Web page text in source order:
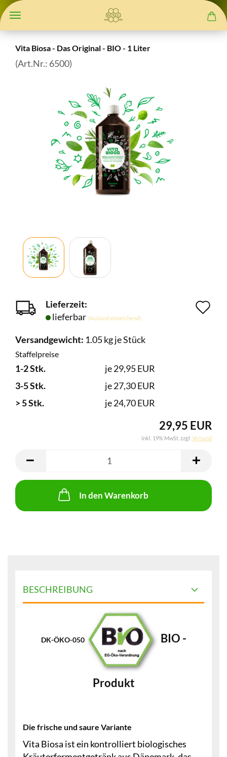
Vita Biosa - Das Original - BIO - 1 Liter
(Art.Nr.: 6500)
Lieferzeit:
lieferbar (Ausland abweichend)
Versandgewicht: 1.05kg je Stück
Staffelpreise
1-2 Stk.
je 29,95 EUR
3-5 Stk.
je 27,30 EUR
> 5 Stk.
je 24,70 EUR
29,95 EUR
inkl. 19% MwSt. zzgl. Versand
In den Warenkorb
BESCHREIBUNG
DK-ÖKO-050 BIO -
Produkt
Die frische und saure Variante
Vita Biosa ist ein kontrolliert biologisches